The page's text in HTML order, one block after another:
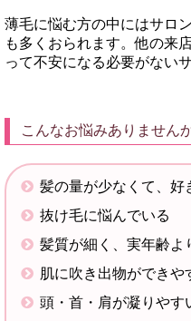
薄毛に悩む方の中にはサロ
も多くおられます。他の来
って不安になる必要がない
こんなお悩みありません
髪の量が少なくて、好
抜け毛に悩んでいる
髪質が細く、実年齢よ
肌に吹き出物ができや
頭・首・肩が凝りやす